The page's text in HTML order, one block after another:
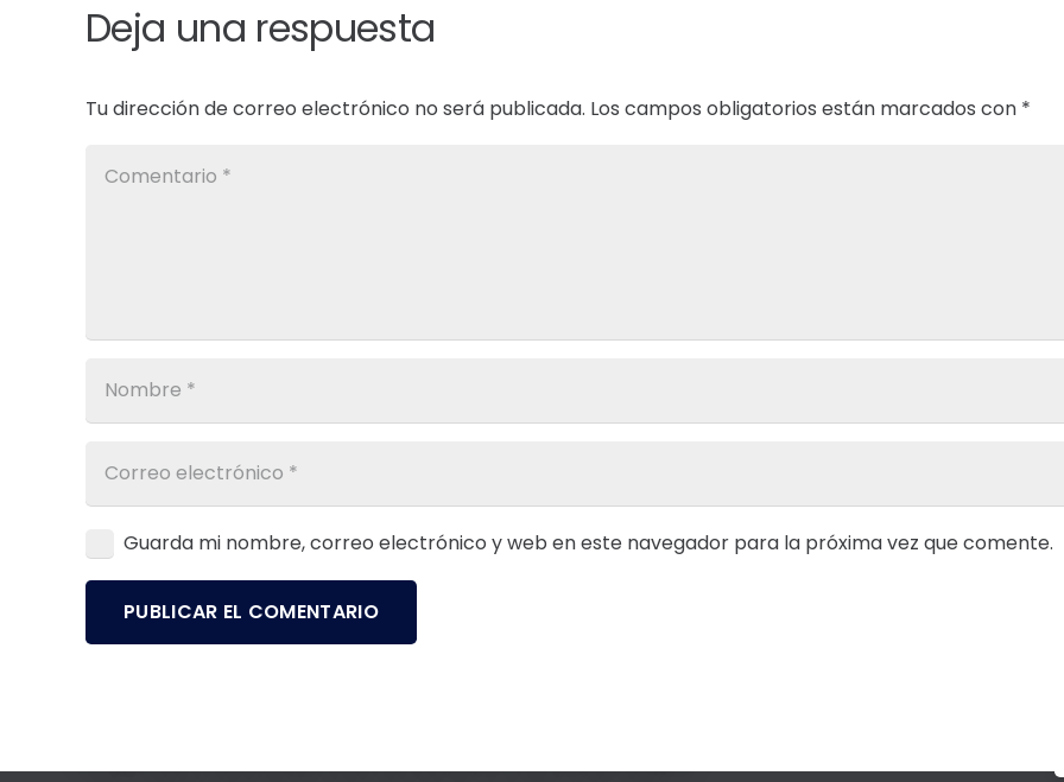
Deja una respuesta
Tu dirección de correo electrónico no será publicada. Los campos obligatorios están marcados con *
Guarda mi nombre, correo electrónico y web en este navegador para la próxima vez que comente.
PUBLICAR EL COMENTARIO